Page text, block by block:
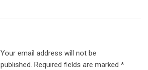
Your email address will not be
published. Required fields are marked *